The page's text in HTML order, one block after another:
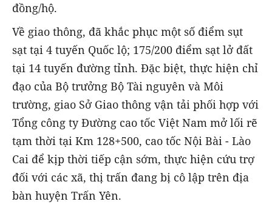
đồng/hộ.
Về giao thông, đã khắc phục một số điểm sụt
sạt tại 4 tuyến Quốc lộ; 175/200 điểm sạt lở đất
tại 14 tuyến đường tỉnh. Đặc biệt, thực hiện chỉ
đạo của Bộ trưởng Bộ Tài nguyên và Môi
trường, giao Sở Giao thông vận tải phối hợp với
Tổng công ty Đường cao tốc Việt Nam mở lối rẽ
tạm thời tại Km 128+500, cao tốc Nội Bài - Lào
Cai để kịp thời tiếp cận sớm, thực hiện cứu trợ
đối với các xã, thị trấn đang bị cô lập trên địa
bàn huyện Trấn Yên.